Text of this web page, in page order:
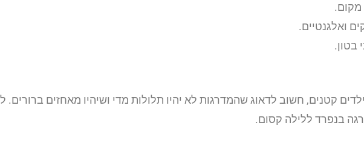
ואלגנטיים.
בטון.
קטנים, חשוב לדאוג שהמדרגות לא יהיו תלולות מדי ושיהיו מאחזים
בנפרד ללילה קסום.